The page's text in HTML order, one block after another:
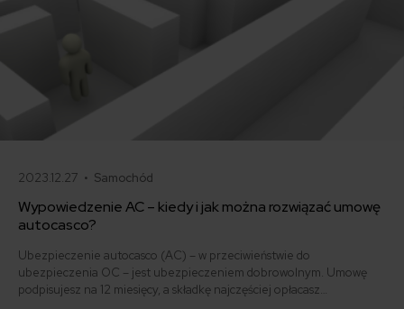
2023.12.27 • Samochód
Wypowiedzenie AC – kiedy i jak można rozwiązać umowę
autocasco?
Ubezpieczenie autocasco (AC) – w przeciwieństwie do
ubezpieczenia OC – jest ubezpieczeniem dobrowolnym. Umowę
podpisujesz na 12 miesięcy, a składkę najczęściej opłacasz